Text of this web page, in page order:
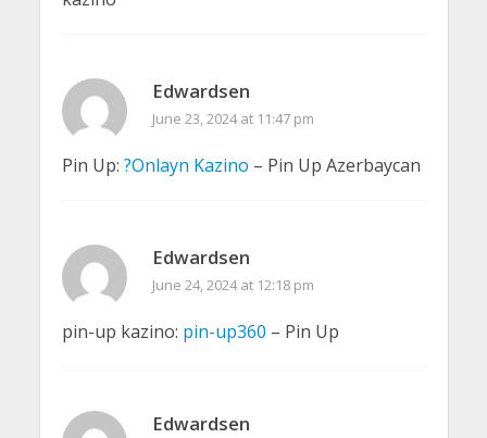
Edwardsen
June 23, 2024 at 11:47 pm
Pin Up: ?Onlayn Kazino – Pin Up Azerbaycan
Edwardsen
June 24, 2024 at 12:18 pm
pin-up kazino: pin-up360 – Pin Up
Edwardsen